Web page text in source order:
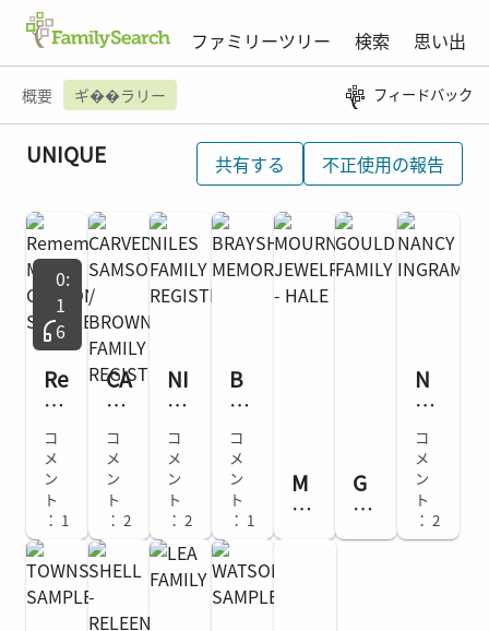
ファミリーツリー 検索 思い出
概要 ギ��ラリー フィードバック
UNIQUE 共有する 不正使用の報告
0:
1
6
Re
m
e
m
be
r
M
e
C
コ
メ
ン
ト
： 1
CA
RV
ED
SA
M
S
O
N
B
コ
メ
ン
ト
： 2
NI
LE
S
FA
MI
LY
RE
GI
ST
コ
メ
ン
ト
： 2
B
RA
YS
H
A
W
M
E
M
コ
メ
ン
ト
： 1
M
O
G
O
UL
N
A
N
CY
IN
G
RA
コ
メ
ン
ト
： 2